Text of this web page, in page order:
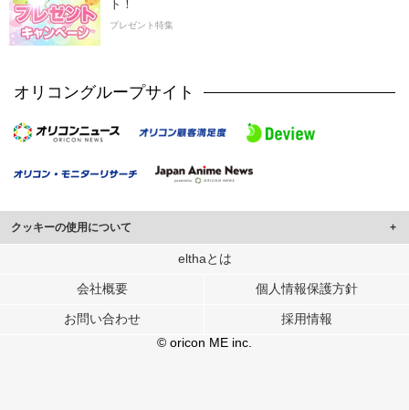
ト！
プレゼント特集
オリコングループサイト
クッキーの使用について
このサイトでは Cookie を使用して、ユーザーに合わせたコンテンツや広告の
行っています。
メディアや広告配信、データ解析の各パートナーに提供しています。
各パートナーは、この情報とユーザーが各パートナーに提供した他の情報や、
ユーザーが各パートナーのサービスを使用したときに収集した他の情報を組み
elthaとは
会社概要 個人情報保護方針
お問い合わせ
採用情報
© oricon ME inc.